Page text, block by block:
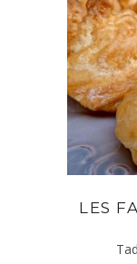
LES